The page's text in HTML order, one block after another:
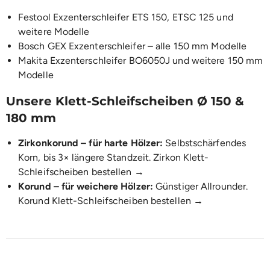
Festool Exzenterschleifer ETS 150, ETSC 125 und
weitere Modelle
Bosch GEX Exzenterschleifer – alle 150 mm Modelle
Makita Exzenterschleifer BO6050J und weitere 150 mm
Modelle
Unsere Klett-Schleifscheiben Ø 150 &
180 mm
Zirkonkorund – für harte Hölzer: Selbstschärfendes
Korn, bis 3× längere Standzeit.Zirkon Klett-
Schleifscheiben bestellen →
Korund – für weichere Hölzer: Günstiger Allrounder.
Korund Klett-Schleifscheiben bestellen →